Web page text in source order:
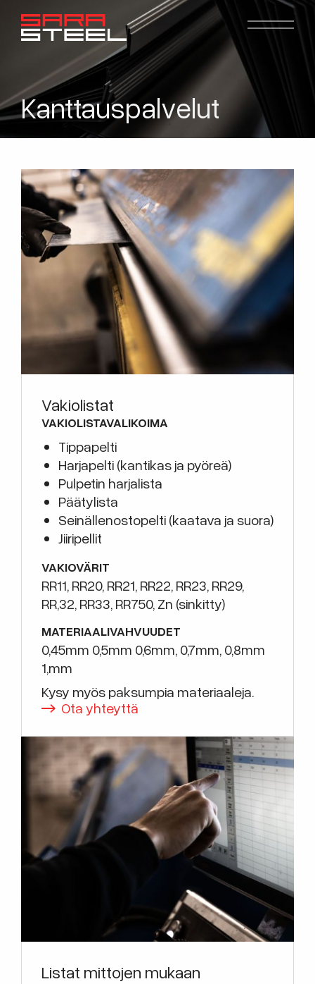
Kanttauspalvelut
Vakiolistat
VAKIOLISTAVALIKOIMA
Tippapelti
Harjapelti (kantikas ja pyöreä)
Pulpetin harjalista
Päätylista
Seinällenostopelti (kaatava ja suora)
Jiiripellit
VAKIOVÄRIT
RR11, RR20, RR21, RR22, RR23, RR29,
RR,32, RR33, RR750, Zn (sinkitty)
MATERIAALIVAHVUUDET
0,45mm 0,5mm 0,6mm, 0,7mm, 0,8mm
1,mm
Kysy myös paksumpia materiaaleja.
Ota yhteyttä
Listat mittojen mukaan